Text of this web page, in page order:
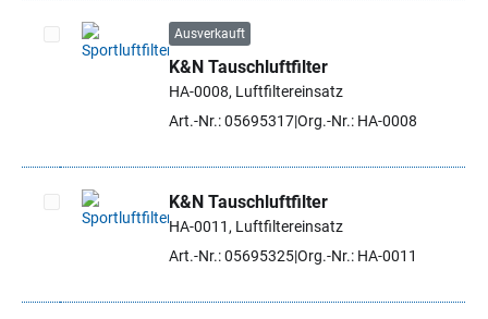
Artikel auswählen
Ausverkauft
K&N Tauschluftfilter
HA-0008, Luftfiltereinsatz
Art.-Nr.: 05695317Org.-Nr.: HA-0008
Artikel auswählen
K&N Tauschluftfilter
HA-0011, Luftfiltereinsatz
Art.-Nr.: 05695325Org.-Nr.: HA-0011